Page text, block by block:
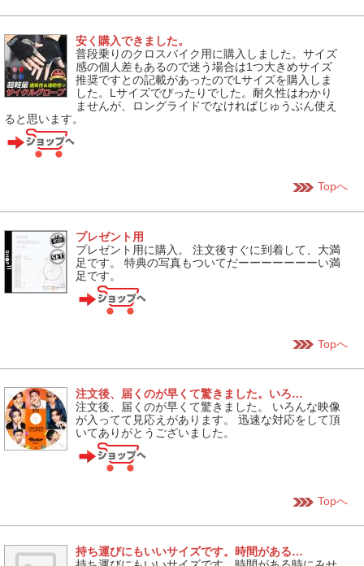
安く購入できました。
普段乗りのクロスバイク用に購入しました。サイズ
感の個人差もあるので迷う場合は1つ大きめサイズ
推奨ですとの記載があったのでLサイズを購入しま
した。Lサイズでぴったりでした。耐久性はわかり
ませんが、ロングライドでなければじゅうぶん使え
ると思います。
Topへ
プレゼント用
プレゼント用に購入。 注文後すぐに到着して、大満
足です。 特典の写真もついてだーーーーーーーい満
足です。
Topへ
注文後、届くのが早くて驚きました。いろ…
注文後、届くのが早くて驚きました。 いろんな映像
が入ってて見応えがあります。 迅速な対応をして頂
いてありがとうございました。
Topへ
持ち運びにもいいサイズです。時間がある…